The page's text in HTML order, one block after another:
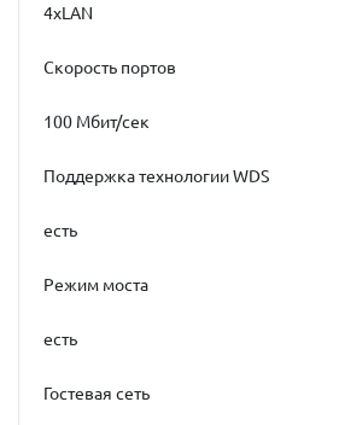
4xLAN
Скорость портов
100 Мбит/сек
Поддержка технологии WDS
есть
Режим моста
есть
Гостевая сеть